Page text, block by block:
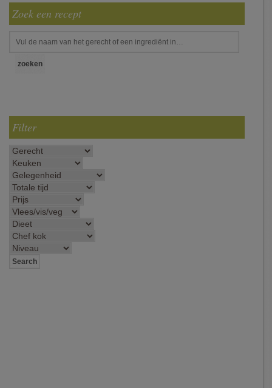
Zoek een recept
Filter